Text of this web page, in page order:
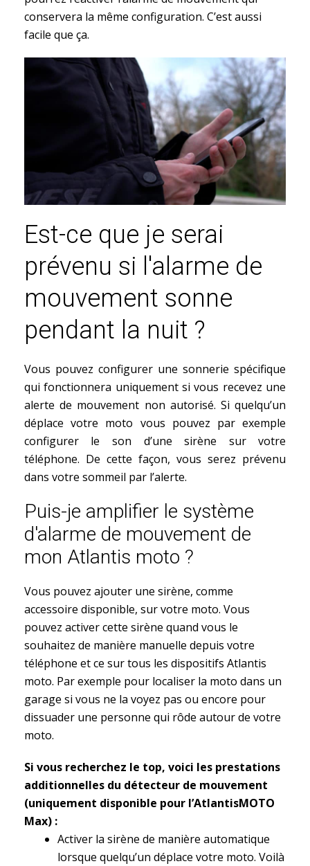
conservera la même configuration. C’est aussi
facile que ça.
Est-ce que je serai
prévenu si l'alarme de
mouvement sonne
pendant la nuit ?
Vous pouvez configurer une sonnerie spécifique
qui fonctionnera uniquement si vous recevez une
alerte de mouvement non autorisé. Si quelqu’un
déplace votre moto vous pouvez par exemple
configurer le son d’une sirène sur votre
téléphone. De cette façon, vous serez prévenu
dans votre sommeil par l’alerte.
Puis-je amplifier le système
d'alarme de mouvement de
mon Atlantis moto ?
Vous pouvez ajouter une sirène, comme
accessoire disponible, sur votre moto. Vous
pouvez activer cette sirène quand vous le
souhaitez de manière manuelle depuis votre
téléphone et ce sur tous les dispositifs Atlantis
moto. Par exemple pour localiser la moto dans un
garage si vous ne la voyez pas ou encore pour
dissuader une personne qui rôde autour de votre
moto.
Si vous recherchez le top, voici les prestations
additionnelles du détecteur de mouvement
(uniquement disponible pour l’AtlantisMOTO
Max) :
Activer la sirène de manière automatique
lorsque quelqu’un déplace votre moto. Voilà